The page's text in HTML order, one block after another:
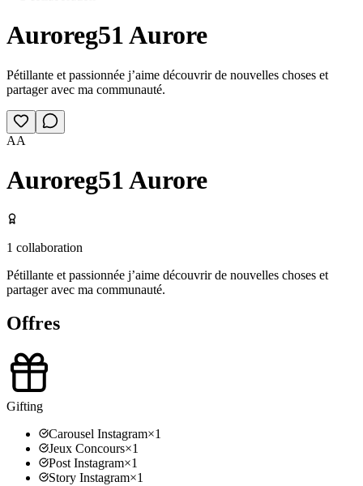
Auroreg51 Aurore
Pétillante et passionnée j’aime découvrir de nouvelles choses et
partager avec ma communauté.
AA
Auroreg51 Aurore
1 collaboration
Pétillante et passionnée j’aime découvrir de nouvelles choses et
partager avec ma communauté.
Offres
Gifting
Carousel Instagram×1
Jeux Concours×1
Post Instagram×1
Story Instagram×1